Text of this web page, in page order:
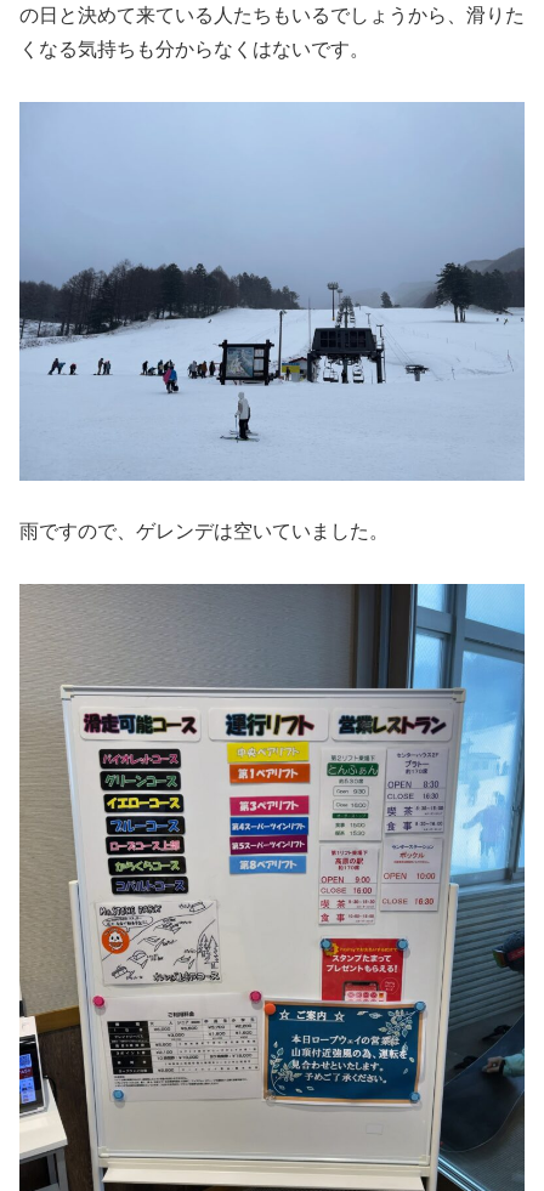
の日と決めて来ている人たちもいるでしょうから、滑りた
くなる気持ちも分からなくはないです。
雨ですので、ゲレンデは空いていました。